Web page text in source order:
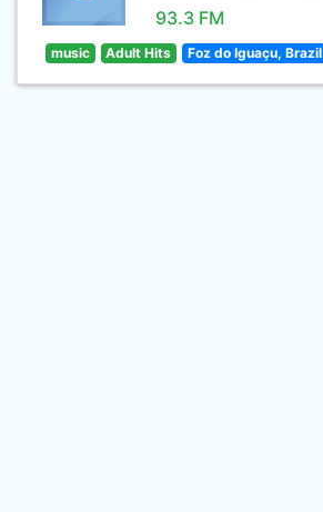
93.3 FM
music Adult Hits Foz do Iguaçu, Brazil